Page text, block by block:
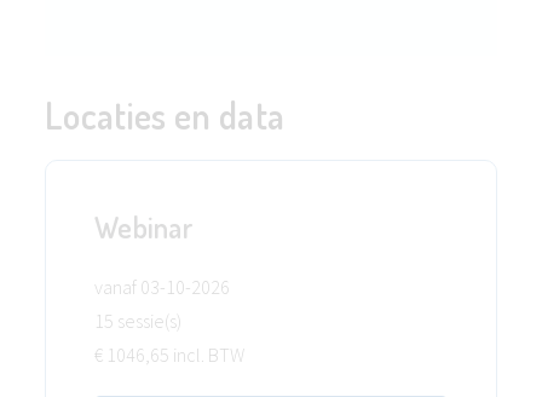
Locaties en data
Webinar
vanaf 03-10-2026
15 sessie(s)
€ 1046,65 incl. BTW